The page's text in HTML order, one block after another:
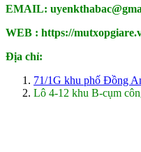
EMAIL:
WEB : https://
Địa chỉ:
71/1G khu phố Đồng
Lô 4-12 khu B-cụm